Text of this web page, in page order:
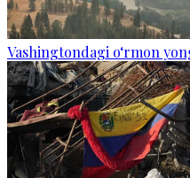
Vashingtondagi o‘rmon